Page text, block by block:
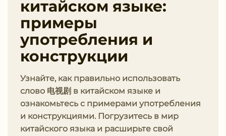
китайском языке:
примеры
употребления и
конструкции
Узнайте, как правильно использовать
слово 电视剧 в китайском языке и
ознакомьтесь с примерами употребления
и конструкциями. Погрузитесь в мир
китайского языка и расширьте свой